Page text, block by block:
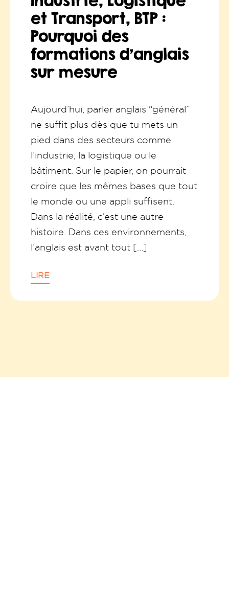
et Transport, BTP :
Pourquoi des
formations d'anglais
sur mesure
Aujourd’hui, parler anglais “général”
ne suffit plus dès que tu mets un
pied dans des secteurs comme
l’industrie, la logistique ou le
bâtiment. Sur le papier, on pourrait
croire que les mêmes bases que tout
le monde ou une appli suffisent.
Dans la réalité, c’est une autre
histoire. Dans ces environnements,
l’anglais est avant tout […]
LIRE